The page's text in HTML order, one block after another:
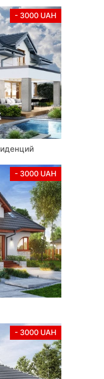
- 3000 UAH
- 3000 UAH
- 3000 UAH